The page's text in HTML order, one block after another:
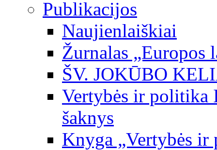
Publikacijos
Naujienlaiškiai
Žurnalas „Europos
ŠV. JOKŪBO
Vertybės ir politika
šaknys
Knyga „Vertybės